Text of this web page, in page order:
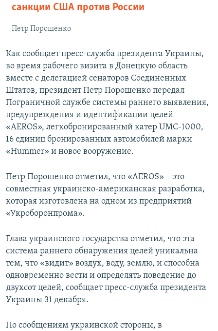
санкции США против России
Петр Порошенко
Как сообщает пресс-служба президента Украины,
во время рабочего визита в Донецкую область
вместе с делегацией сенаторов Соединенных
Штатов, президент Петр Порошенко передал
Пограничной службе системы раннего выявления,
предупреждения и идентификации целей
«AEROS», легкобронированный катер UMC-1000,
16 единиц бронированных автомобилей марки
«Hummer» и новое вооружение.
Петр Порошенко отметил, что «AEROS» – это
совместная украинско-американская разработка,
которая изготовлена на одном из предприятий
«Укроборонпрома».
Глава украинского государства отметил, что эта
система раннего обнаружения целей уникальна
тем, что «видит» воздух, воду, землю, и способна
одновременно вести и определять поведение до
двухсот целей, сообщает пресс-служба президента
Украины 31 декабря.
По сообщениям украинской стороны, в